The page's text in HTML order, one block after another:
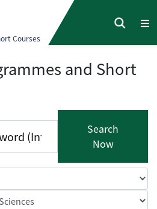
Courses
and Short
Search
Now